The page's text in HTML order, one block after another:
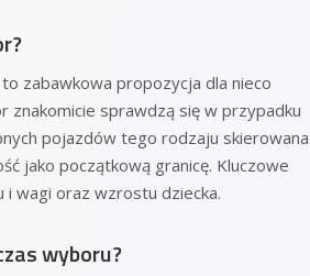
zabawkowa propozycja dla nieco
znakomicie sprawdzą się w przypadku
pojazdów tego rodzaju skierowana
jako początkową granicę. Kluczowe
wagi oraz wzrostu dziecka.
wyboru?